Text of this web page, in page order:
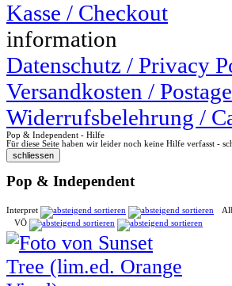
Kasse / Checkout
information
Datenschutz / Privacy
Versandkosten / Postage
Widerrufsbelehrung /
Pop & Independent - Hilfe
Für diese Seite haben wir leider noch keine Hilfe verfasst -
Pop & Independent
Interpret
VÖ